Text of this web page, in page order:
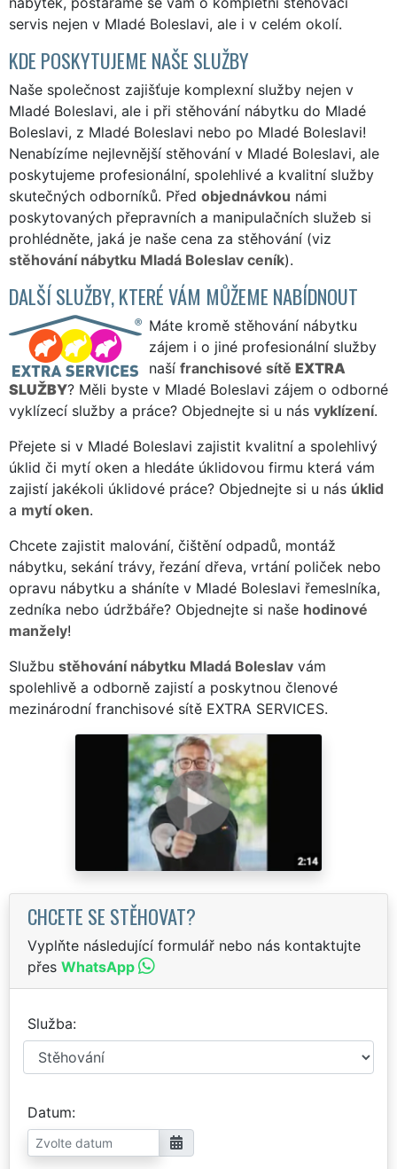
servis nejen v Mladé Boleslavi, ale i v celém okolí.
KDE POSKYTUJEME NAŠE SLUŽBY
Naše společnost zajišťuje komplexní služby nejen v
Mladé Boleslavi, ale i při stěhování nábytku do Mladé
Boleslavi, z Mladé Boleslavi nebo po Mladé Boleslavi!
Nenabízíme nejlevnější stěhování v Mladé Boleslavi, ale
poskytujeme profesionální, spolehlivé a kvalitní služby
skutečných odborníků. Před objednávkou námi
poskytovaných přepravních a manipulačních služeb si
prohlédněte, jaká je naše cena za stěhování (viz
stěhování nábytku Mladá Boleslav ceník).
DALŠÍ SLUŽBY, KTERÉ VÁM MŮŽEME NABÍDNOUT
Máte kromě stěhování nábytku
zájem i o jiné profesionální služby
naší franchisové sítě EXTRA
SLUŽBY? Měli byste v Mladé Boleslavi zájem o odborné
vyklízecí služby a práce? Objednejte si u nás vyklízení.
Přejete si v Mladé Boleslavi zajistit kvalitní a spolehlivý
úklid či mytí oken a hledáte úklidovou firmu která vám
zajistí jakékoli úklidové práce? Objednejte si u nás úklid
a mytí oken.
Chcete zajistit malování, čištění odpadů, montáž
nábytku, sekání trávy, řezání dřeva, vrtání poliček nebo
opravu nábytku a sháníte v Mladé Boleslavi řemeslníka,
zedníka nebo údržbáře? Objednejte si naše hodinové
manžely!
Službu stěhování nábytku Mladá Boleslav vám
spolehlivě a odborně zajistí a poskytnou členové
mezinárodní franchisové sítě EXTRA SERVICES.
CHCETE SE STĚHOVAT?
Vyplňte následující formulář nebo nás kontaktujte
přes WhatsApp
Služba
Datum